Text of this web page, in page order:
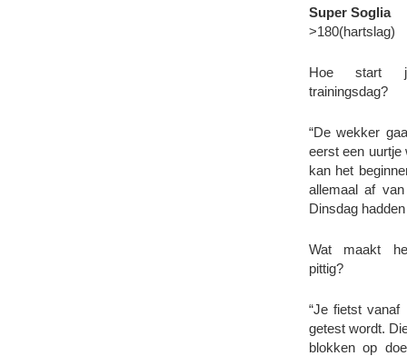
Super Soglia
>180(hartslag)
Hoe start
trainingsdag?
“De wekker
eerst een uurtje
kan het
allemaal af
Dinsdag
Wat maakt
pittig?
“Je fietst
getest wordt.
blokken op